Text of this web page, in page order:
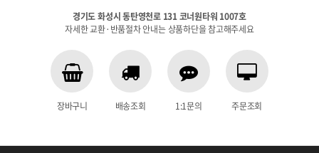
경기도 화성시 동탄영천로 131 코너원타워 1007호
자세한 교환·반품절차 안내는 상품하단을 참고해주세요
장바구니 배송조회 1:1문의 주문조회